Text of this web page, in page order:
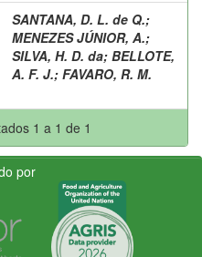
SANTANA, D. L. de Q.;
MENEZES JÚNIOR, A.;
SILVA, H. D. da; BELLOTE,
A. F. J.; FAVARO, R. M.
1 a 1 de 1
por